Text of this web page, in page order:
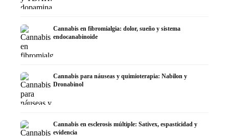
Cannabis en fibromialgia: dolor, sueño y sistema
endocanabinoide
Cannabis para náuseas y quimioterapia: Nabilon y
Dronabinol
Cannabis en esclerosis múltiple: Sativex, espasticidad y
evidencia